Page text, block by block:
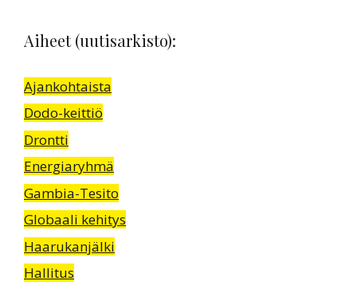
Aiheet (uutisarkisto):
Ajankohtaista
Dodo-keittiö
Drontti
Energiaryhmä
Gambia-Tesito
Globaali kehitys
Haarukanjälki
Hallitus